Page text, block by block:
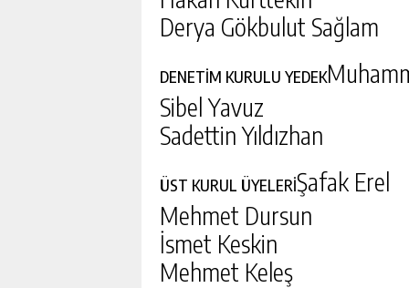
Derya Gökbulut Sağlam
DENETİM KURULU YEDEK
Sibel Yavuz
Sadettin Yıldızhan
ÜST KURUL ÜYELERİŞafak Erel
Mehmet Dursun
İsmet Keskin
Mehmet Keleş